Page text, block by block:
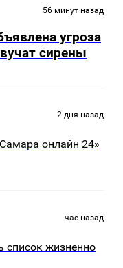
56 минут назад
угроза
сирены
2 дня назад
онлайн 24»
час назад
список жизненно